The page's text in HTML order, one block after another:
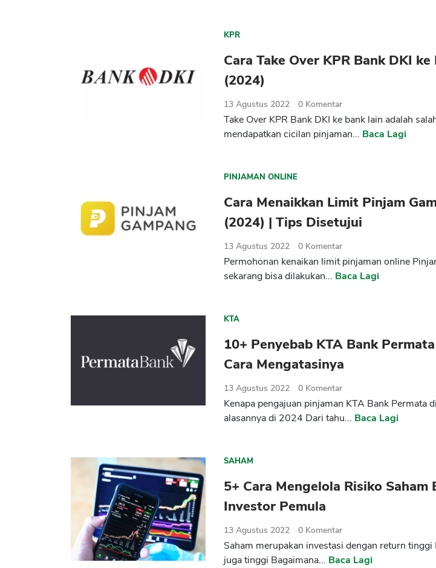
KPR
Cara Take Over KPR Bank DKI ke
(2024)
13 Agustus 2022 0 Komentar
Take Over KPR Bank DKI ke bank lain adalah
mendapatkan cicilan pinjaman... Baca Lagi
PINJAMAN ONLINE
Cara Menaikkan Limit Pinjam
(2024) | Tips Disetujui
13 Agustus 2022 0 Komentar
Permohonan kenaikan limit pinjaman online
sekarang bisa dilakukan... Baca Lagi
KTA
10+ Penyebab KTA Bank
Cara Mengatasinya
13 Agustus 2022 0 Komentar
Kenapa pengajuan pinjaman KTA Bank Permata
alasannya di 2024 Dari tahu... Baca Lagi
SAHAM
5+ Cara Mengelola Risiko Saham
Investor Pemula
13 Agustus 2022 0 Komentar
Saham merupakan investasi dengan return
juga tinggi Bagaimana... Baca Lagi